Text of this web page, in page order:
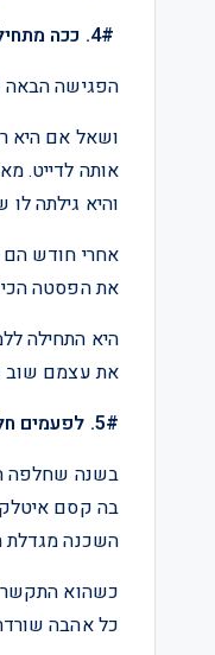
הפגישה הבאה
ושאל אם היא
והיא גילתה לו
אחרי חודש הם
את הפסטה הכי
היא התחילה
את עצמם שוב
5#. לפעמים חלומות מתגשמים
בשנה שחלפה
בה קסם
השכנה מגדלת
כשהוא התקשר
כל אהבה